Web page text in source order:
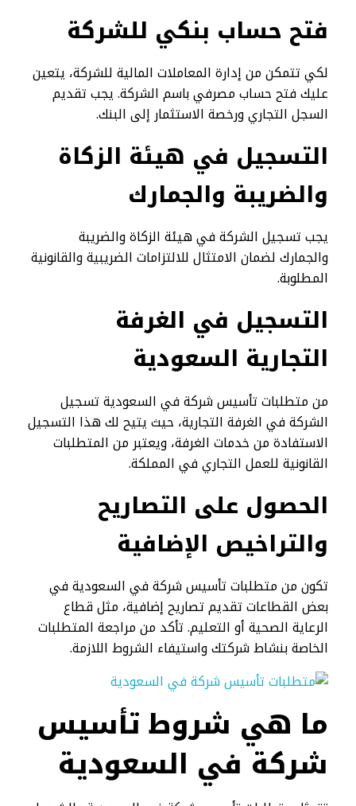
فتح حساب بنكي للشركة
لكي تتمكن من إدارة المعاملات المالية للشركة، يتعين
عليك فتح حساب مصرفي باسم الشركة. يجب تقديم
السجل التجاري ورخصة الاستثمار إلى البنك.
التسجيل في هيئة الزكاة
والضريبة والجمارك
يجب تسجيل الشركة في هيئة الزكاة والضريبة
والجمارك لضمان الامتثال للالتزامات الضريبية والقانونية
المطلوبة.
التسجيل في الغرفة
التجارية السعودية
من متطلبات تأسيس شركة في السعودية تسجيل
الشركة في الغرفة التجارية، حيث يتيح لك هذا التسجيل
الاستفادة من خدمات الغرفة، ويعتبر من المتطلبات
القانونية للعمل التجاري في المملكة.
الحصول على التصاريح
والتراخيص الإضافية
تكون من متطلبات تأسيس شركة في السعودية في
بعض القطاعات تقديم تصاريح إضافية، مثل قطاع
الرعاية الصحية أو التعليم. تأكد من مراجعة المتطلبات
الخاصة بنشاط شركتك واستيفاء الشروط اللازمة.
ما هي شروط تأسيس
شركة في السعودية